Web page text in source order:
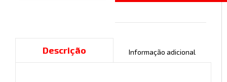
Descrição Informação adicional